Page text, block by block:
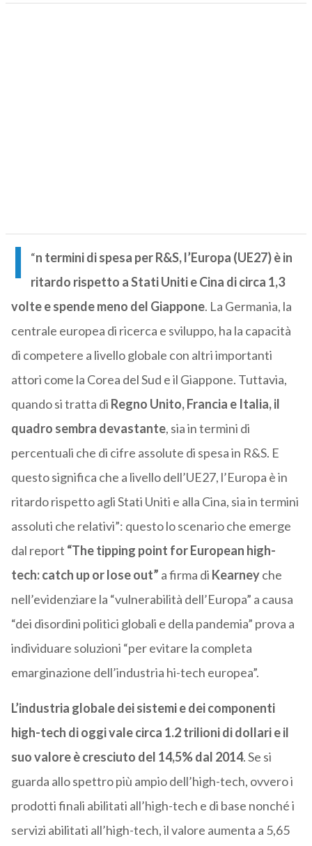
“
I
n termini di spesa per R&S, l’Europa (UE27) è in
ritardo rispetto a Stati Uniti e Cina di circa 1,3
volte e spende meno del Giappone. La Germania, la
centrale europea di ricerca e sviluppo, ha la capacità
di competere a livello globale con altri importanti
attori come la Corea del Sud e il Giappone. Tuttavia,
quando si tratta di Regno Unito, Francia e Italia, il
quadro sembra devastante, sia in termini di
percentuali che di cifre assolute di spesa in R&S. E
questo significa che a livello dell’UE27, l’Europa è in
ritardo rispetto agli Stati Uniti e alla Cina, sia in termini
assoluti che relativi”: questo lo scenario che emerge
dal report “The tipping point for European high-
tech: catch up or lose out” a firma di Kearneyche
nell’evidenziare la “vulnerabilità dell’Europa” a causa
“dei disordini politici globali e della pandemia” prova a
individuare soluzioni “per evitare la completa
emarginazione dell’industria hi-tech europea”.
L’industria globale dei sistemi e dei componenti
high-tech di oggi vale circa 1.2 trilioni di dollari e il
suo valore è cresciuto del 14,5% dal 2014. Se si
guarda allo spettro più ampio dell’high-tech, ovvero i
prodotti finali abilitati all’high-tech e di base nonché i
servizi abilitati all’high-tech, il valore aumenta a 5,65